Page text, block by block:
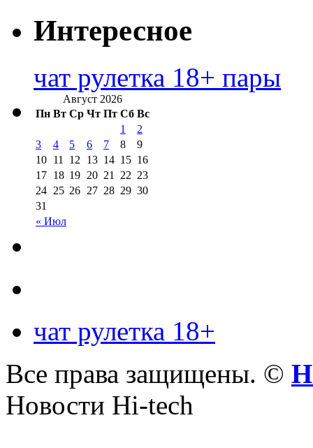
Интересное
чат рулетка 18+ пары
Август 2026
Пн Вт Ср Чт Пт Сб Вс
« Июл
1
2
3
4 5 6 7 8
9
10 11 12 13 14 15 16
17 18 19 20 21 22 23
24 25 26 27 28 29 30
31
чат рулетка 18+
Все права защищены. ©
Новости Hi-tech